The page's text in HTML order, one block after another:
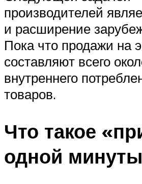
производителей
и расширение
Пока что продажи на
составляют всего
внутреннего
товаров.
Что такое
одной